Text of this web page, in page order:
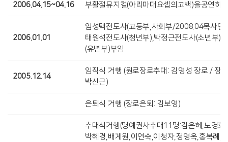
2006.04.15~04.16 부활절뮤지컬(아리마대요셉의고백)을공연하
2006.01.01
임성택전도사(고등부,사회부/2008.04목사안
태원석전도사(청년부),박정근전도사(소년부),
(유년부)부임
2005.12.14
임직식 거행 (원로장로추대: 김영성 장로 / 장
박신근)
은퇴식 거행 (장로은퇴: 김보영)
추대식거행(명예권사추대11명:김은혜,노경화
박혜경,배계원,이연숙,이청자,정영옥,홍복례,